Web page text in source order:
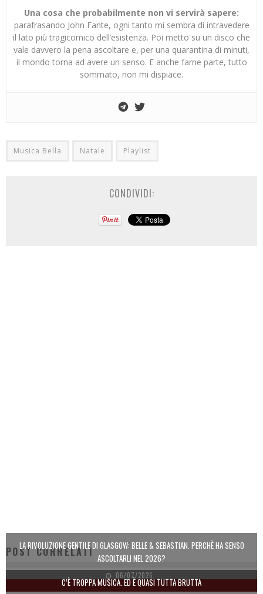
Una cosa che probabilmente non vi servirà sapere:
parafrasando John Fante, ogni tanto mi sembra di intravedere
il lato più tragicomico dell’esistenza. Poi metto su un disco che
vale davvero la pena ascoltare e, per una quarantina di minuti,
il mondo torna ad avere un senso. E anche farne parte, tutto
sommato, non mi dispiace.
Musica Bella Natale Playlist
CONDIVIDI:
POST CORRELATI
LA RIVOLUZIONE GENTILE DI GLASGOW: BELLE & SEBASTIAN. PERCHÈ HA SENSO
ASCOLTARLI NEL 2026?
06/07/2026
C’È TROPPA MUSICA. ED È QUASI TUTTA BRUTTA